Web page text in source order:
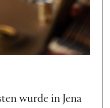
wurde in Jena